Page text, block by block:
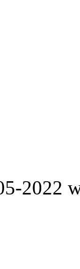
2022